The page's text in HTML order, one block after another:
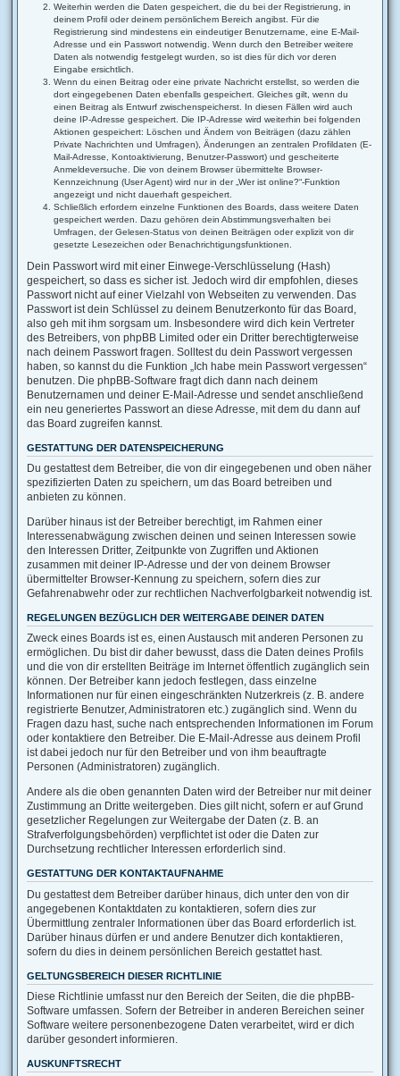
Weiterhin werden die Daten gespeichert, die du bei der Registrierung, in
deinem Profil oder deinem persönlichem Bereich angibst. Für die
Registrierung sind mindestens ein eindeutiger Benutzername, eine E-Mail-
Adresse und ein Passwort notwendig. Wenn durch den Betreiber weitere
Daten als notwendig festgelegt wurden, so ist dies für dich vor deren
Eingabe ersichtlich.
Wenn du einen Beitrag oder eine private Nachricht erstellst, so werden die
dort eingegebenen Daten ebenfalls gespeichert. Gleiches gilt, wenn du
einen Beitrag als Entwurf zwischenspeicherst. In diesen Fällen wird auch
deine IP-Adresse gespeichert. Die IP-Adresse wird weiterhin bei folgenden
Aktionen gespeichert: Löschen und Ändern von Beiträgen (dazu zählen
Private Nachrichten und Umfragen), Änderungen an zentralen Profildaten (E-
Mail-Adresse, Kontoaktivierung, Benutzer-Passwort) und gescheiterte
Anmeldeversuche. Die von deinem Browser übermittelte Browser-
Kennzeichnung (User Agent) wird nur in der „Wer ist online?“-Funktion
angezeigt und nicht dauerhaft gespeichert.
Schließlich erfordern einzelne Funktionen des Boards, dass weitere Daten
gespeichert werden. Dazu gehören dein Abstimmungsverhalten bei
Umfragen, der Gelesen-Status von deinen Beiträgen oder explizit von dir
gesetzte Lesezeichen oder Benachrichtigungsfunktionen.
Dein Passwort wird mit einer Einwege-Verschlüsselung (Hash)
gespeichert, so dass es sicher ist. Jedoch wird dir empfohlen, dieses
Passwort nicht auf einer Vielzahl von Webseiten zu verwenden. Das
Passwort ist dein Schlüssel zu deinem Benutzerkonto für das Board,
also geh mit ihm sorgsam um. Insbesondere wird dich kein Vertreter
des Betreibers, von phpBB Limited oder ein Dritter berechtigterweise
nach deinem Passwort fragen. Solltest du dein Passwort vergessen
haben, so kannst du die Funktion „Ich habe mein Passwort vergessen“
benutzen. Die phpBB-Software fragt dich dann nach deinem
Benutzernamen und deiner E-Mail-Adresse und sendet anschließend
ein neu generiertes Passwort an diese Adresse, mit dem du dann auf
das Board zugreifen kannst.
GESTATTUNG DER DATENSPEICHERUNG
Du gestattest dem Betreiber, die von dir eingegebenen und oben näher
spezifizierten Daten zu speichern, um das Board betreiben und
anbieten zu können.
Darüber hinaus ist der Betreiber berechtigt, im Rahmen einer
Interessenabwägung zwischen deinen und seinen Interessen sowie
den Interessen Dritter, Zeitpunkte von Zugriffen und Aktionen
zusammen mit deiner IP-Adresse und der von deinem Browser
übermittelter Browser-Kennung zu speichern, sofern dies zur
Gefahrenabwehr oder zur rechtlichen Nachverfolgbarkeit notwendig ist.
REGELUNGEN BEZÜGLICH DER WEITERGABE DEINER DATEN
Zweck eines Boards ist es, einen Austausch mit anderen Personen zu
ermöglichen. Du bist dir daher bewusst, dass die Daten deines Profils
und die von dir erstellten Beiträge im Internet öffentlich zugänglich sein
können. Der Betreiber kann jedoch festlegen, dass einzelne
Informationen nur für einen eingeschränkten Nutzerkreis (z. B. andere
registrierte Benutzer, Administratoren etc.) zugänglich sind. Wenn du
Fragen dazu hast, suche nach entsprechenden Informationen im Forum
oder kontaktiere den Betreiber. Die E-Mail-Adresse aus deinem Profil
ist dabei jedoch nur für den Betreiber und von ihm beauftragte
Personen (Administratoren) zugänglich.
Andere als die oben genannten Daten wird der Betreiber nur mit deiner
Zustimmung an Dritte weitergeben. Dies gilt nicht, sofern er auf Grund
gesetzlicher Regelungen zur Weitergabe der Daten (z. B. an
Strafverfolgungsbehörden) verpflichtet ist oder die Daten zur
Durchsetzung rechtlicher Interessen erforderlich sind.
GESTATTUNG DER KONTAKTAUFNAHME
Du gestattest dem Betreiber darüber hinaus, dich unter den von dir
angegebenen Kontaktdaten zu kontaktieren, sofern dies zur
Übermittlung zentraler Informationen über das Board erforderlich ist.
Darüber hinaus dürfen er und andere Benutzer dich kontaktieren,
sofern du dies in deinem persönlichen Bereich gestattet hast.
GELTUNGSBEREICH DIESER RICHTLINIE
Diese Richtlinie umfasst nur den Bereich der Seiten, die die phpBB-
Software umfassen. Sofern der Betreiber in anderen Bereichen seiner
Software weitere personenbezogene Daten verarbeitet, wird er dich
darüber gesondert informieren.
AUSKUNFTSRECHT